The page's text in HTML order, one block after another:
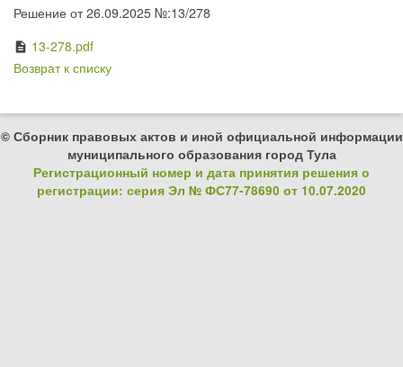
Решение от 26.09.2025 №:13/278
description 13-278.pdf
Возврат к списку
© Сборник правовых актов и иной официальной информации
муниципального образования город Тула
Регистрационный номер и дата принятия решения о
регистрации: серия Эл № ФС77-78690 от 10.07.2020